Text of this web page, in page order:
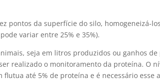
pontos da superfície do silo, homogeneizá-
variar entre 25% e 35%).
seja em litros produzidos ou ganhos
realizado o monitoramento da proteína. O
flutua até 5% de proteína e é necessário esse